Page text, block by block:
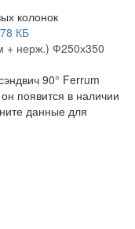
колонок
КБ
+ нерж.) Ф250х350
90° Ferrum
появится в наличии
данные для